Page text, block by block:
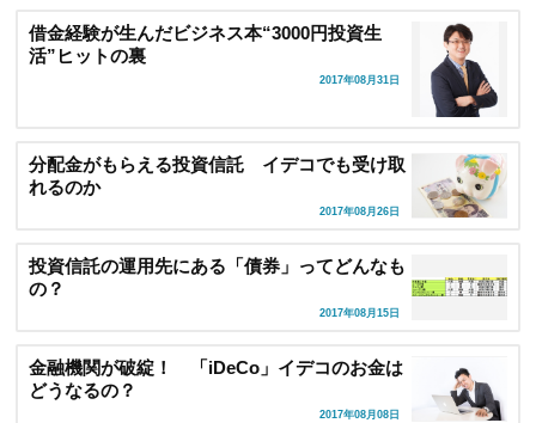
借金経験が生んだビジネス本“3000円投資生
活”ヒットの裏
2017年08月31日
分配金がもらえる投資信託 イデコでも受け取
れるのか
2017年08月26日
投資信託の運用先にある「債券」ってどんなも
の？
2017年08月15日
金融機関が破綻！ 「iDeCo」イデコのお金は
どうなるの？
2017年08月08日